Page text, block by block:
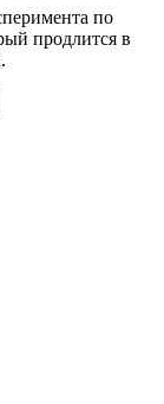
по
продлится в